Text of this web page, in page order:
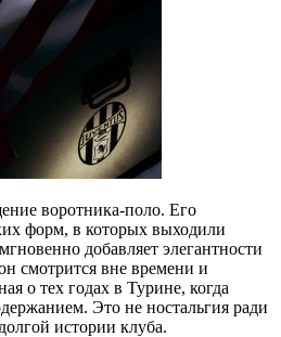
воротника-поло. Его
форм, в которых выходили
добавляет элегантности
смотрится вне времени и
о тех годах в Турине, когда
Это не ностальгия ради
истории клуба.